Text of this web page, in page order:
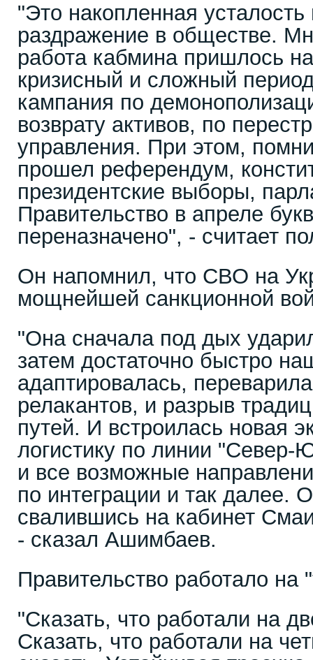
"Это накопленная
раздражение в обществе.
работа кабмина пришлось
кризисный и сложный
кампания по
возврату активов, по
управления. При этом,
прошел референдум,
президентские выборы,
Правительство в апреле
переназначено", - считает
Он напомнил, что СВО на
мощнейшей санкционной
"Она сначала под дых
затем достаточно быстро
адаптировалась,
релакантов, и разрыв
путей. И встроилась новая
логистику по линии "Север-
и все возможные
по интеграции и так далее.
свалившись на кабинет
- сказал Ашимбаев.
Правительство работало на
"Сказать, что работали на
Сказать, что работали на